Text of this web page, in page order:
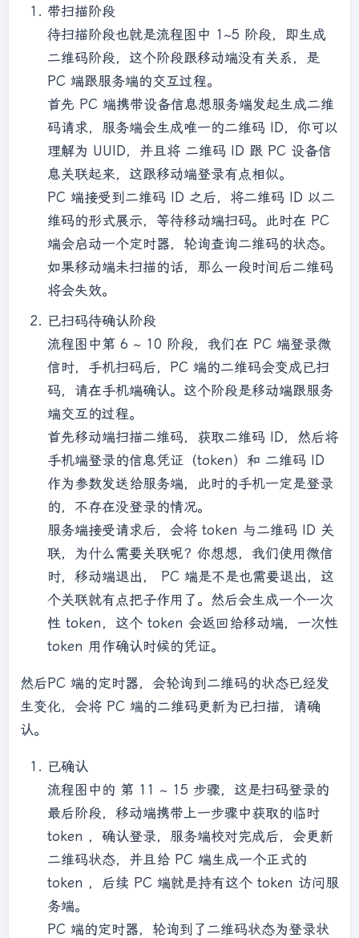
带扫描阶段
待扫描阶段也就是流程图中 1~5 阶段，即生成
二维码阶段，这个阶段跟移动端没有关系，是
PC 端跟服务端的交互过程。
首先 PC 端携带设备信息想服务端发起生成二维
码请求，服务端会生成唯一的二维码 ID，你可以
理解为 UUID，并且将 二维码 ID 跟 PC 设备信
息关联起来，这跟移动端登录有点相似。
PC 端接受到二维码 ID 之后，将二维码 ID 以二
维码的形式展示，等待移动端扫码。此时在 PC
端会启动一个定时器，轮询查询二维码的状态。
如果移动端未扫描的话，那么一段时间后二维码
将会失效。
已扫码待确认阶段
流程图中第 6 ~ 10 阶段，我们在 PC 端登录微
信时，手机扫码后，PC 端的二维码会变成已扫
码，请在手机端确认。这个阶段是移动端跟服务
端交互的过程。
首先移动端扫描二维码，获取二维码 ID，然后将
手机端登录的信息凭证（token）和 二维码 ID
作为参数发送给服务端，此时的手机一定是登录
的，不存在没登录的情况。
服务端接受请求后，会将 token 与二维码 ID 关
联，为什么需要关联呢？你想想，我们使用微信
时，移动端退出， PC 端是不是也需要退出，这
个关联就有点把子作用了。然后会生成一个一次
性 token，这个 token 会返回给移动端，一次性
token 用作确认时候的凭证。
然后PC 端的定时器，会轮询到二维码的状态已经发
生变化，会将 PC 端的二维码更新为已扫描，请确
认。
已确认
流程图中的 第 11 ~ 15 步骤，这是扫码登录的
最后阶段，移动端携带上一步骤中获取的临时
token ，确认登录，服务端校对完成后，会更新
二维码状态，并且给 PC 端生成一个正式的
token ，后续 PC 端就是持有这个 token 访问服
务端。
PC 端的定时器，轮询到了二维码状态为登录状